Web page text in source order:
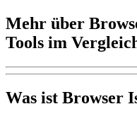
Mehr über
Tools im
Was ist Browser